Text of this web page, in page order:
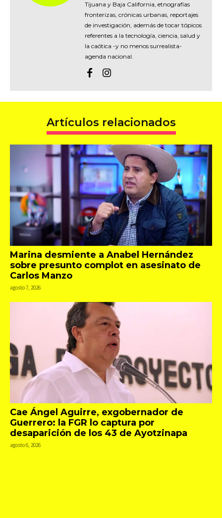
Tijuana y Baja California, etnografías
fronterizas, crónicas urbanas, reportajes
de investigación, además de tocar tópicos
referentes a la tecnología, ciencia, salud y
la caótica -y no menos surrealista-
agenda nacional.
Artículos relacionados
Marina desmiente a Anabel Hernández
sobre presunto complot en asesinato de
Carlos Manzo
agosto 7, 2026
Cae Ángel Aguirre, exgobernador de
Guerrero: la FGR lo captura por
desaparición de los 43 de Ayotzinapa
agosto 6, 2026